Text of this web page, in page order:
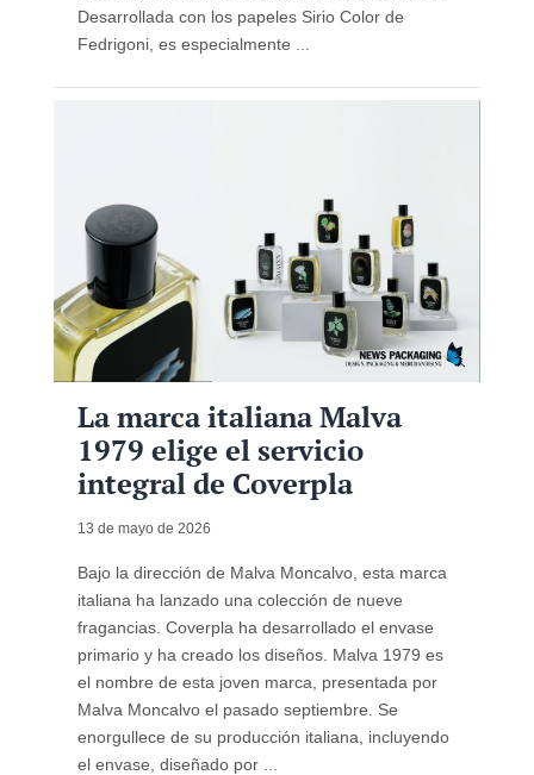
Desarrollada con los papeles Sirio Color de
Fedrigoni, es especialmente ...
La marca italiana Malva
1979 elige el servicio
integral de Coverpla
13 de mayo de 2026
Bajo la dirección de Malva Moncalvo, esta marca
italiana ha lanzado una colección de nueve
fragancias. Coverpla ha desarrollado el envase
primario y ha creado los diseños. Malva 1979 es
el nombre de esta joven marca, presentada por
Malva Moncalvo el pasado septiembre. Se
enorgullece de su producción italiana, incluyendo
el envase, diseñado por ...